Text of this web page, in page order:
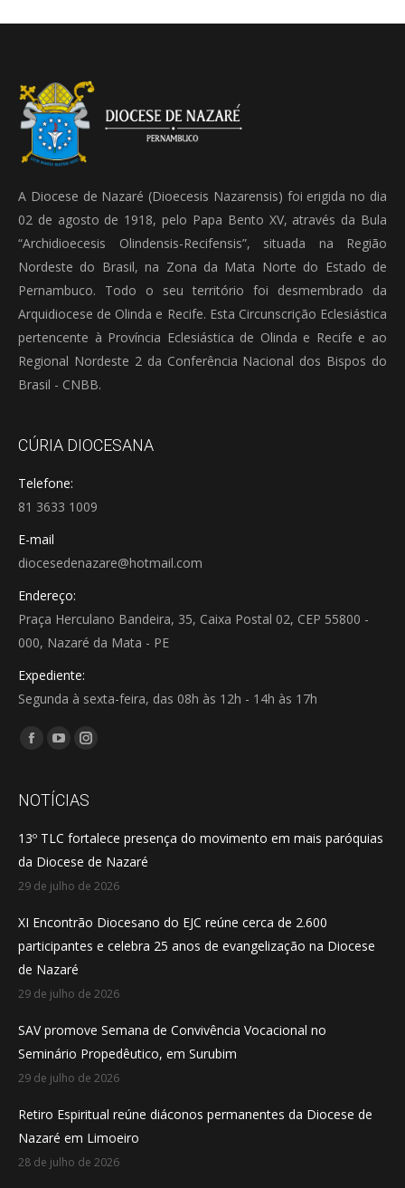
A Diocese de Nazaré (Dioecesis Nazarensis) foi erigida no dia
02 de agosto de 1918, pelo Papa Bento XV, através da Bula
“Archidioecesis Olindensis-Recifensis”, situada na Região
Nordeste do Brasil, na Zona da Mata Norte do Estado de
Pernambuco. Todo o seu território foi desmembrado da
Arquidiocese de Olinda e Recife. Esta Circunscrição Eclesiástica
pertencente à Província Eclesiástica de Olinda e Recife e ao
Regional Nordeste 2 da Conferência Nacional dos Bispos do
Brasil - CNBB.
CÚRIA DIOCESANA
Telefone:
81 3633 1009
E-mail
diocesedenazare@hotmail.com
Endereço:
Praça Herculano Bandeira, 35, Caixa Postal 02, CEP 55800 -
000, Nazaré da Mata - PE
Expediente:
Segunda à sexta-feira, das 08h às 12h - 14h às 17h
Encontre-nos em:
Facebook
opens
new
window
YouTube
opens
new
window
Instagram
opens
new
window
NOTÍCIAS
13º TLC fortalece presença do movimento em mais paróquias
da Diocese de Nazaré
29 de julho de 2026
XI Encontrão Diocesano do EJC reúne cerca de 2.600
participantes e celebra 25 anos de evangelização na Diocese
de Nazaré
29 de julho de 2026
SAV promove Semana de Convivência Vocacional no
Seminário Propedêutico, em Surubim
29 de julho de 2026
Retiro Espiritual reúne diáconos permanentes da Diocese de
Nazaré em Limoeiro
28 de julho de 2026